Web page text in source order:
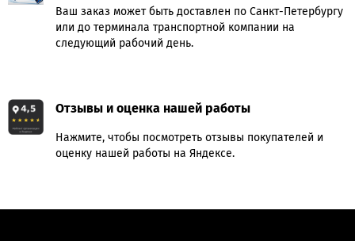
Ваш заказ может быть доставлен по Санкт-Петербургу
или до терминала транспортной компании на
следующий рабочий день.
Отзывы и оценка нашей работы
Нажмите, чтобы посмотреть отзывы покупателей и
оценку нашей работы на Яндексе.